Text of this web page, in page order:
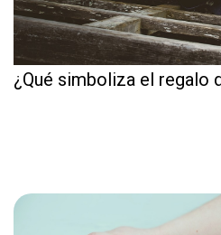
¿Qué simboliza el regalo